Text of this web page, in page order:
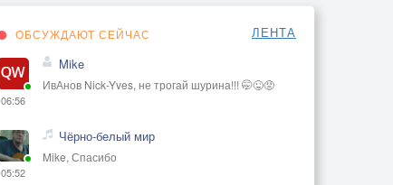
ОБСУЖДАЮТ СЕЙЧАС ЛЕНТА
06:56
Mike
ИвАнов Nick-Yves, не трогай шурина!!! 🤭😜😡
05:52
Чёрно-белый мир
Mike, Спасибо